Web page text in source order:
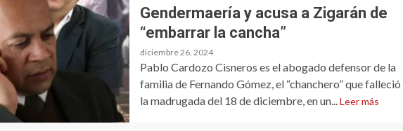
Gendermaería y acusa a Zigarán de
“embarrar la cancha”
diciembre 26, 2024
Pablo Cardozo Cisneros es el abogado defensor de la
familia de Fernando Gómez, el “chanchero” que falleció
la madrugada del 18 de diciembre, en un...Leer más